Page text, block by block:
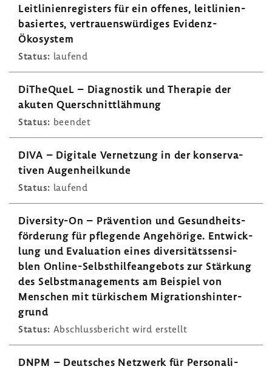
Leitlinienregisters für ein offenes, leit­li­ni­en­
ba­siertes, vertrau­ens­wür­diges Evidenz-​
Ökosystem
Status: laufend
DiThe­QueL – Diagnostik und Therapie der
akuten Quer­schnitt­läh­mung
Status: beendet
DIVA – Digi­tale Vernet­zung in der konser­va­
tiven Augen­heil­kunde
Status: laufend
Diversity-​On – Präven­tion und Gesund­heits­
för­de­rung für pfle­gende Ange­hö­rige. Entwick­
lung und Evalua­tion eines diver­si­täts­sen­si­
blen Online-​Selbsthilfeangebots zur Stär­kung
des Selbst­ma­nage­ments am Beispiel von
Menschen mit türki­schem Migra­ti­ons­hin­ter­
grund
Status: Abschluss­be­richt wird erstellt
DNPM – Deut­sches Netz­werk für Perso­na­li­